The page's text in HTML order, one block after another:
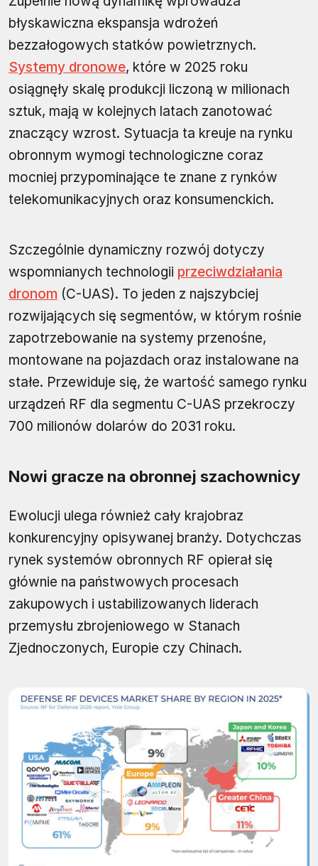
błyskawiczna ekspansja wdrożeń
bezzałogowych statków powietrznych.
Systemy dronowe, które w 2025 roku
osiągnęły skalę produkcji liczoną w milionach
sztuk, mają w kolejnych latach zanotować
znaczący wzrost. Sytuacja ta kreuje na rynku
obronnym wymogi technologiczne coraz
mocniej przypominające te znane z rynków
telekomunikacyjnych oraz konsumenckich.
Szczególnie dynamiczny rozwój dotyczy
wspomnianych technologii przeciwdziałania
dronom (C-UAS). To jeden z najszybciej
rozwijających się segmentów, w którym rośnie
zapotrzebowanie na systemy przenośne,
montowane na pojazdach oraz instalowane na
stałe. Przewiduje się, że wartość samego rynku
urządzeń RF dla segmentu C-UAS przekroczy
700 milionów dolarów do 2031 roku.
Nowi gracze na obronnej szachownicy
Ewolucji ulega również cały krajobraz
konkurencyjny opisywanej branży. Dotychczas
rynek systemów obronnych RF opierał się
głównie na państwowych procesach
zakupowych i ustabilizowanych liderach
przemysłu zbrojeniowego w Stanach
Zjednoczonych, Europie czy Chinach.